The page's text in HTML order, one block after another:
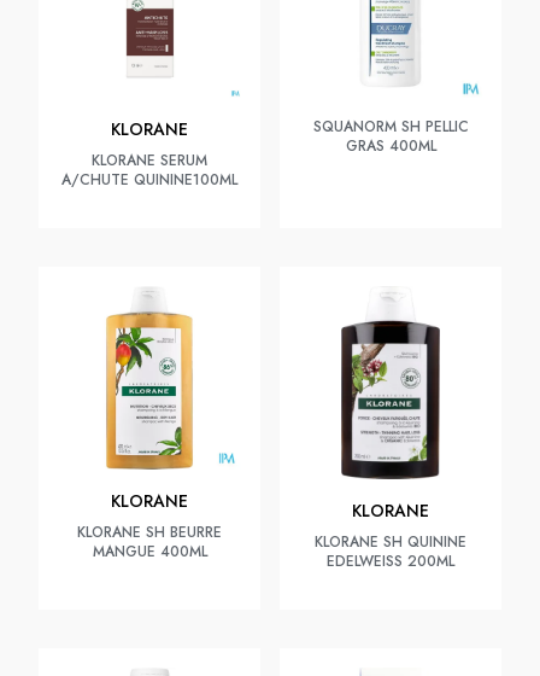
KLORANE
KLORANE SERUM
A/CHUTE QUININE100ML
SQUANORM SH PELLIC
GRAS 400ML
KLORANE
KLORANE SH BEURRE
MANGUE 400ML
KLORANE
KLORANE SH QUININE
EDELWEISS 200ML